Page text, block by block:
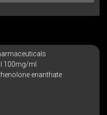
100mg/ml
enanthate